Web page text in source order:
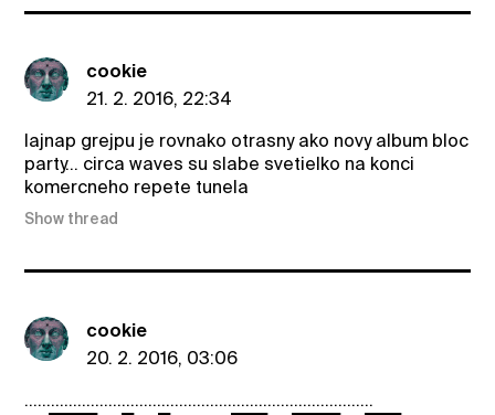
cookie
21. 2. 2016, 22:34
lajnap grejpu je rovnako otrasny ako novy album bloc
party... circa waves su slabe svetielko na konci
komercneho repete tunela
Show thread
cookie
20. 2. 2016, 03:06
...............................................................................